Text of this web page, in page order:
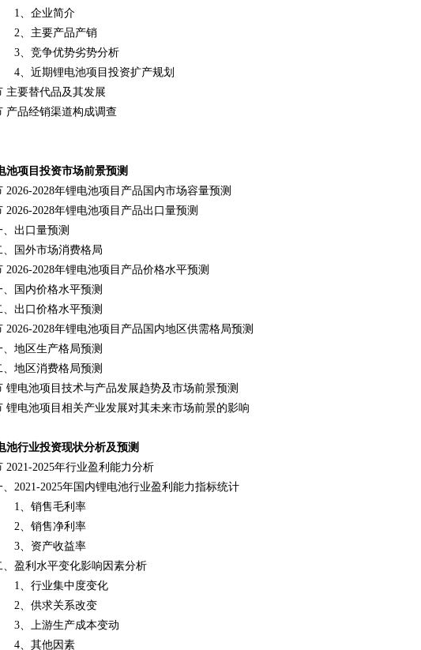
业简介
产品产销
优势劣势分析
锂电池项目投资扩产规划
要替代品及其发展
品经销渠道构成调查
池项目投资市场前景预测
2028年锂电池项目产品国内市场容量预测
2028年锂电池项目产品出口量预测
量预测
市场消费格局
2028年锂电池项目产品价格水平预测
价格水平预测
价格水平预测
2028年锂电池项目产品国内地区供需格局预测
生产格局预测
消费格局预测
电池项目技术与产品发展趋势及市场前景预测
电池项目相关产业发展对其未来市场前景的影响
池行业投资现状分析及预测
2025年行业盈利能力分析
2025年国内锂电池行业盈利能力指标统计
售毛利率
售净利率
产收益率
水平变化影响因素分析
集中度变化
关系改变
生产成本变动
他因素